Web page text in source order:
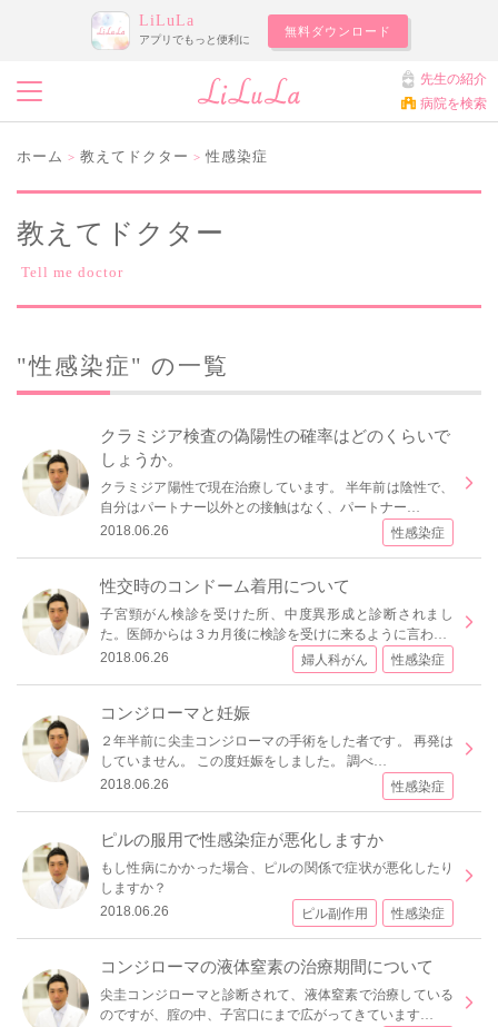
LiLuLa
アプリでもっと便利に
無料ダウンロード
先生の紹介
病院を検索
ホーム > 教えてドクター > 性感染症
教えてドクター
Tell me doctor
"性感染症" の一覧
クラミジア検査の偽陽性の確率はどのくらいで
しょうか。
クラミジア陽性で現在治療しています。 半年前は陰性で、
自分はパートナー以外との接触はなく、パートナー…
2018.06.26
性感染症
性交時のコンドーム着用について
子宮頸がん検診を受けた所、中度異形成と診断されまし
た。医師からは３カ月後に検診を受けに来るように言わ…
2018.06.26
婦人科がん 性感染症
コンジローマと妊娠
２年半前に尖圭コンジローマの手術をした者です。 再発は
していません。 この度妊娠をしました。 調べ…
2018.06.26
性感染症
ピルの服用で性感染症が悪化しますか
もし性病にかかった場合、ピルの関係で症状が悪化したり
しますか？
2018.06.26
ピル副作用 性感染症
コンジローマの液体窒素の治療期間について
尖圭コンジローマと診断されて、液体窒素で治療している
のですが、腟の中、子宮口にまで広がってきています…